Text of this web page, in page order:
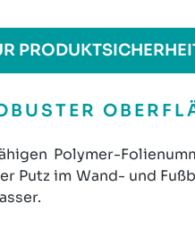
Polymer-
Putz im Wand- und